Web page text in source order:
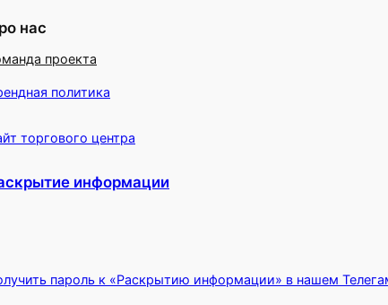
нас
проекта
политика
торгового центра
информации
пароль к «Раскрытию информации» в нашем